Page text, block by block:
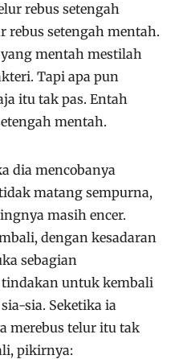
rebus setengah
rebus setengah mentah.
mentah mestilah
Tapi apa pun
itu tak pas. Entah
mentah.
dia mencobanya
matang sempurna,
masih encer.
dengan kesadaran
sebagian
untuk kembali
sia. Seketika ia
merebus telur itu tak
pikirnya: